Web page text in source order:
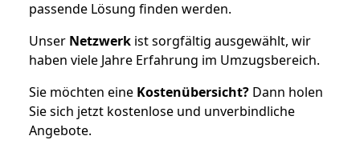
passende Lösung finden werden.
Unser Netzwerk ist sorgfältig ausgewählt, wir
haben viele Jahre Erfahrung im Umzugsbereich.
Sie möchten eine Kostenübersicht? Dann holen
Sie sich jetzt kostenlose und unverbindliche
Angebote.